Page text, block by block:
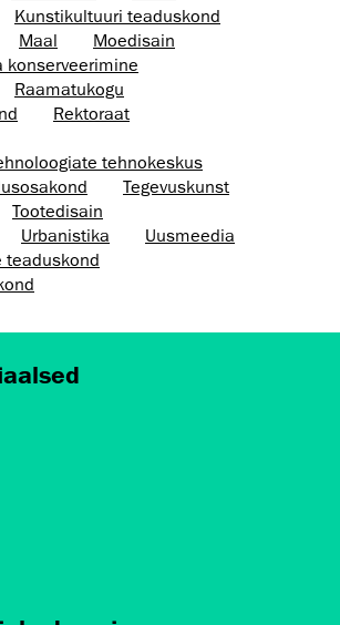
Kunsti­kultuuri teaduskond
Maal
Moedisain
konserveerimine
Raamatukogu
Rektoraat
tehnokeskus
Tegevuskunst
Tootedisain
Urbanistika
Uusmeedia
teaduskond